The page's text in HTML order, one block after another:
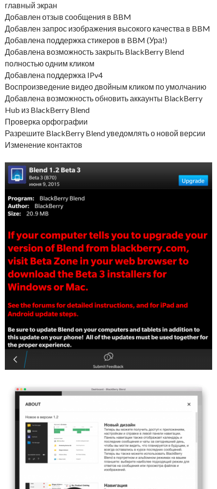
главный экран
Добавлен отзыв сообщения в BBM
Добавлен запрос изображения высокого качества в BBM
Добавлена поддержка стикеров в BBM (Ура!)
Добавлена возможность закрыть BlackBerry Blend
полностью одним кликом
Добавлена поддержка IPv4
Воспроизведение видео двойным кликом по умолчанию
Добавлена возможность обновить аккаунты BlackBerry
Hub из BlackBerry Blend
Проверка орфографии
Разрешите BlackBerry Blend уведомлять о новой версии
Изменение контактов